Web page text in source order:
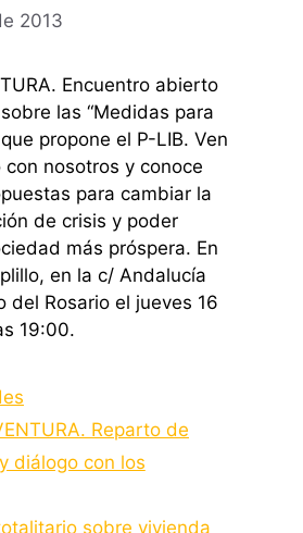
2013
Encuentro abierto
las “Medidas para
propone el P-LIB. Ven
con nosotros y conoce
para cambiar la
de crisis y poder
más próspera. En
en la c/ Andalucía
del Rosario el jueves 16
19:00.
Reparto de
diálogo con los
sobre vivienda